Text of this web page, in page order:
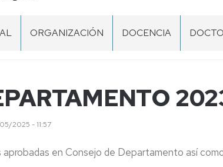
ORGANIZACIÓN
COMISIONES
DEPARTAMENTO
DOCENCIA
UNIVERSITARIAS
CULTURALES
ESTUDIOS
DOCENTE
2025 - 11:57
en Consejo de Departamento así